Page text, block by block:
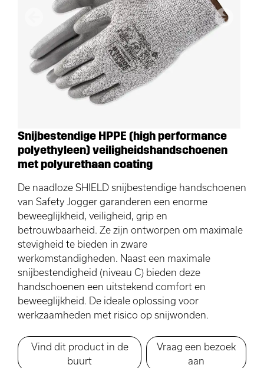
Vorige
Snijbestendige HPPE (high performance
polyethyleen) veiligheidshandschoenen
met polyurethaan coating
De naadloze SHIELD snijbestendige handschoenen
van Safety Jogger garanderen een enorme
beweeglijkheid, veiligheid, grip en
betrouwbaarheid. Ze zijn ontworpen om maximale
stevigheid te bieden in zware
werkomstandigheden. Naast een maximale
snijbestendigheid (niveau C) bieden deze
handschoenen een uitstekend comfort en
beweeglijkheid. De ideale oplossing voor
werkzaamheden met risico op snijwonden.
Vind dit product in de
buurt
Vraag een bezoek
aan